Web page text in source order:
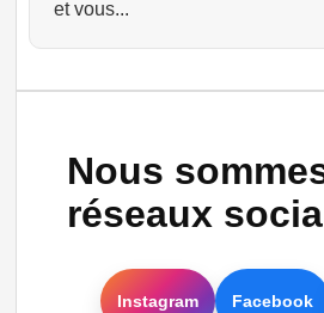
et vous...
Nous
réseaux
Instagram Facebook